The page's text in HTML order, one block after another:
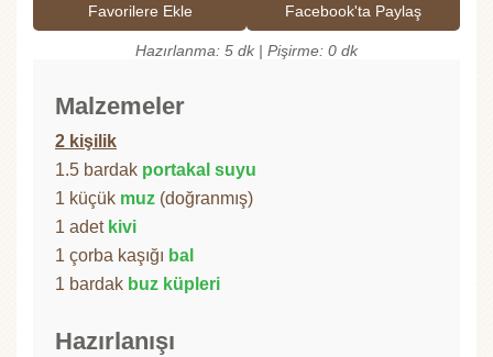
Favorilere Ekle Facebook'ta Paylaş
Hazırlanma: 5 dk | Pişirme: 0 dk
Malzemeler
2 kişilik
1.5 bardak portakal suyu
1 küçük muz (doğranmış)
1 adet kivi
1 çorba kaşığı bal
1 bardak buz küpleri
Hazırlanışı